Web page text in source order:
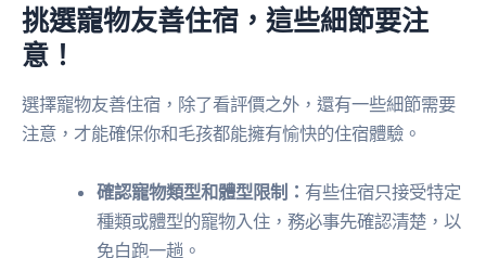
挑選寵物友善住宿，這些細節要注
意！
選擇寵物友善住宿，除了看評價之外，還有一些細節需要
注意，才能確保你和毛孩都能擁有愉快的住宿體驗。
確認寵物類型和體型限制： 有些住宿只接受特定
種類或體型的寵物入住，務必事先確認清楚，以
免白跑一趟。